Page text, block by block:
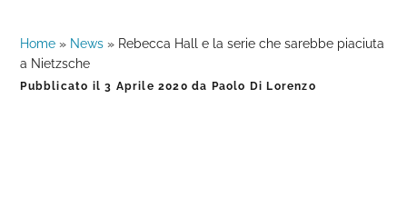
Home » News » Rebecca Hall e la serie che sarebbe piaciuta
a Nietzsche
Pubblicato il3 Aprile 2020 da Paolo Di Lorenzo